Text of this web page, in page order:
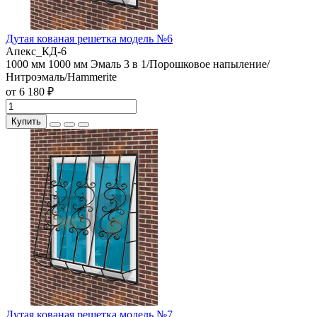
Дутая кованая решетка модель №6
Апекс_КД-6
1000 мм 1000 мм Эмаль 3 в 1/Порошковое напыление/
Нитроэмаль/Hammerite
от 6 180 ₽
Купить
Дутая кованая решетка модель №7